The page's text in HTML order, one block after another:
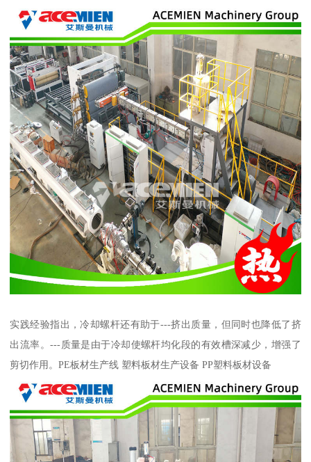
实践经验指出，冷却螺杆还有助于---挤出质量，但同时也降低了挤
出流率。---质量是由于冷却使螺杆均化段的有效槽深减少，增强了
剪切作用。PE板材生产线 塑料板材生产设备 PP塑料板材设备